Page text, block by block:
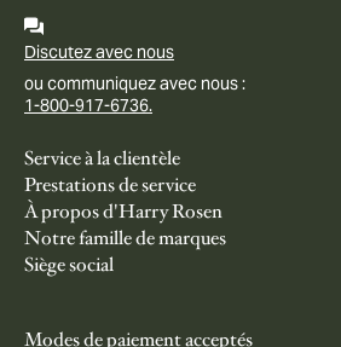
Discutez avec nous
ou communiquez avec nous :
1-800-917-6736.
Service à la clientèle
Prestations de service
À propos d'Harry Rosen
Notre famille de marques
Siège social
Modes de paiement acceptés